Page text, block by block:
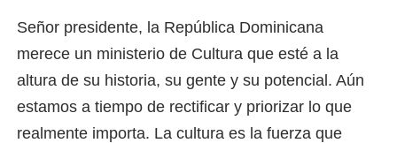
Señor presidente, la República Dominicana
merece un ministerio de Cultura que esté a la
altura de su historia, su gente y su potencial. Aún
estamos a tiempo de rectificar y priorizar lo que
realmente importa. La cultura es la fuerza que